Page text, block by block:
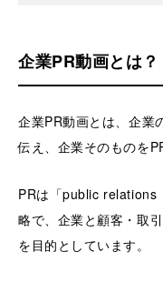
企業PR動画とは？
企業PR動画とは、企業
伝え、企業そのものを
PRは「public relations
略で、企業と顧客・取
を目的としています。